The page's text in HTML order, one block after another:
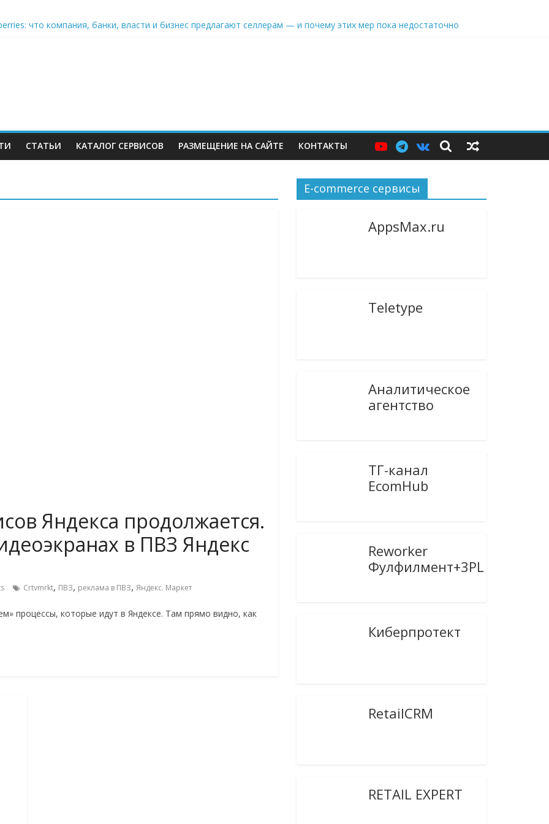
что компания, банки, власти и бизнес предлагают селлерам — и почему этих мер пока недостаточно
СТАТЬИ КАТАЛОГ СЕРВИСОВ РАЗМЕЩЕНИЕ НА САЙТЕ КОНТАКТЫ
Яндекса продолжается.
в ПВЗ Яндекс
Crtvmrkt, ПВЗ, реклама в ПВЗ, Яндекс. Маркет
процессы, которые идут в Яндексе. Там прямо видно, как
E-commerce сервисы
AppsMax.ru
Teletype
Аналитическое
агентство
ТГ-канал
EcomHub
Reworker
Фулфилмент+3PL
Киберпротект
RetailCRM
RETAIL EXPERT